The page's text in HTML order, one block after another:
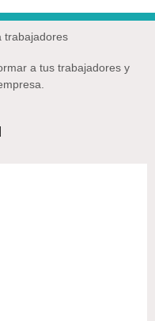
a tus trabajadores y